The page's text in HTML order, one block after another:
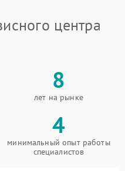
центра
8
лет на рынке
4
минимальный опыт работы
специалистов